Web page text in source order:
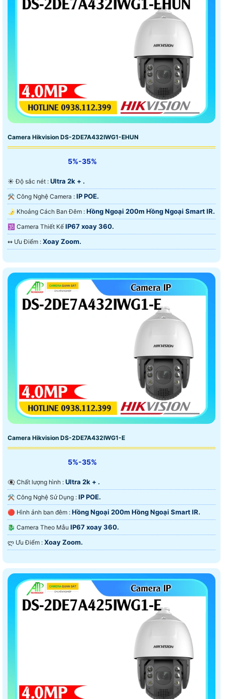
Camera Hikvision DS-2DE7A432IWG1-EHUN
5%-35%
☀️ Độ sắc nét : Ultra 2k + .
⚒ Công Nghệ Camera : IP POE.
🌛 Khoảng Cách Ban Đêm : Hồng Ngoại 200m Hồng Ngoại Smart IR.
🕉️ Camera Thiết Kế IP67 xoay 360.
️↭ Ưu Điểm : Xoay Zoom.
Camera Hikvision DS-2DE7A432IWG1-E
5%-35%
👁️‍🗨 Chất lượng hình : Ultra 2k + .
⚒ Công Nghệ Sử Dụng : IP POE.
🔴 Hình ảnh ban đêm : Hồng Ngoại 200m Hồng Ngoại Smart IR.
🐉️ Camera Theo Mẫu IP67 xoay 360.
️ლ Ưu Điểm : Xoay Zoom.